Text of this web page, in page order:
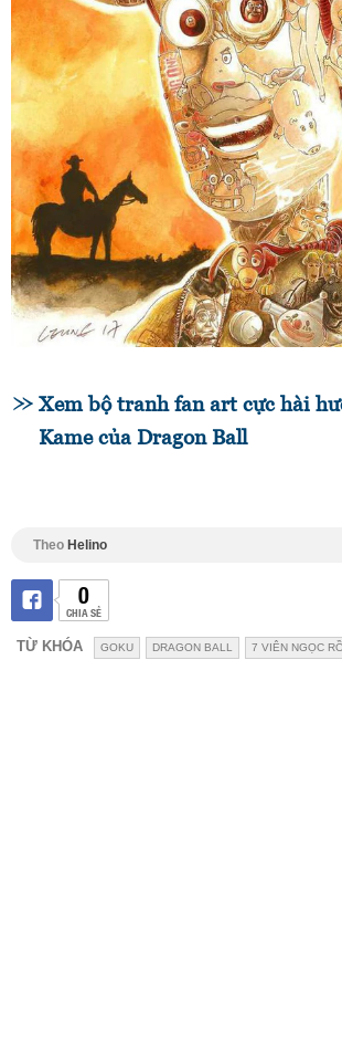
Xem bộ tranh fan art cực hài
Kame của Dragon Ball
Theo Helino
0
CHIA SẺ
TỪ KHÓA GOKU DRAGON BALL 7 VIÊN NGỌC